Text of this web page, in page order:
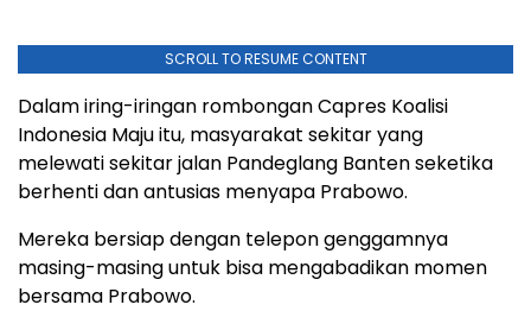
SCROLL TO RESUME CONTENT
Dalam iring-iringan rombongan Capres Koalisi
Indonesia Maju itu, masyarakat sekitar yang
melewati sekitar jalan Pandeglang Banten seketika
berhenti dan antusias menyapa Prabowo.
Mereka bersiap dengan telepon genggamnya
masing-masing untuk bisa mengabadikan momen
bersama Prabowo.